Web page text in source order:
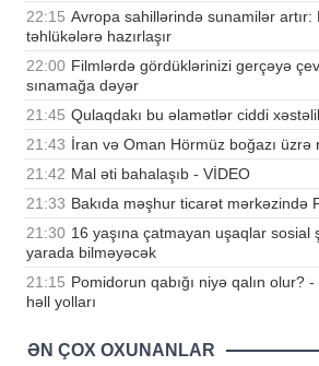
22:15 Avropa sahillərində sunamilər
təhlükələrə hazırlaşır
22:00 Filmlərdə gördüklərinizi gerçəyə
sınamağa dəyər
21:45 Qulaqdakı bu əlamətlər ciddi
21:43 İran və Oman Hörmüz boğazı üzrə
21:42 Mal əti bahalaşıb - VİDEO
21:33 Bakıda məşhur ticarət mərkəzində
21:30 16 yaşına çatmayan uşaqlar sosial
yarada bilməyəcək
21:15 Pomidorun qabığı niyə qalın olur?
həll yolları
ƏN ÇOX OXUNANLAR